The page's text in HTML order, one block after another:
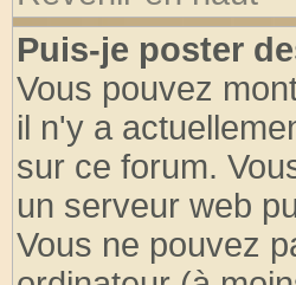
Puis-je poster
Vous pouvez
il n'y a
sur ce forum.
un serveur web
Vous ne pouvez